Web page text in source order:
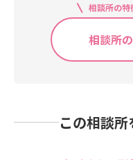
相談所の特
相談所
この相談所